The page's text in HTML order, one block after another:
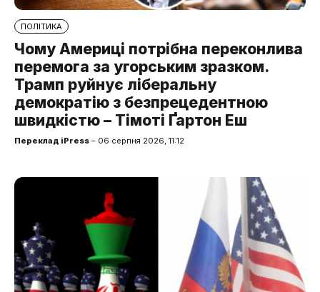
ПОЛІТИКА
Чому Америці потрібна переконлива
перемога за угорським зразком.
Трамп руйнує ліберальну
демократію з безпрецедентною
швидкістю – Тімоті Ґартон Еш
Переклад iPress – 06 серпня 2026, 11:12